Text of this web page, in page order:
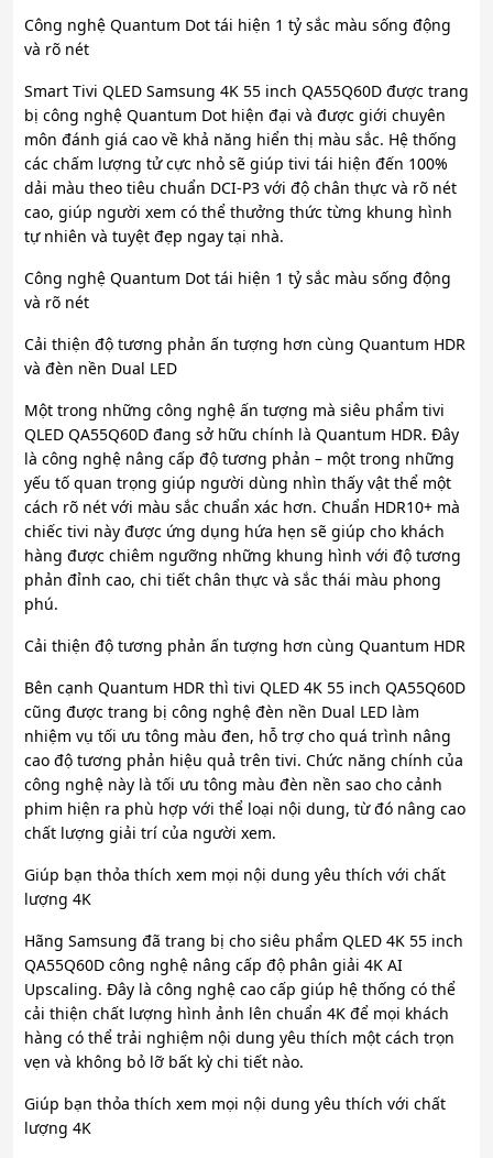
Công nghệ Quantum Dot tái hiện 1 tỷ sắc màu sống động
và rõ nét
Smart Tivi QLED Samsung 4K 55 inch QA55Q60D được trang
bị công nghệ Quantum Dot hiện đại và được giới chuyên
môn đánh giá cao về khả năng hiển thị màu sắc. Hệ thống
các chấm lượng tử cực nhỏ sẽ giúp tivi tái hiện đến 100%
dải màu theo tiêu chuẩn DCI-P3 với độ chân thực và rõ nét
cao, giúp người xem có thể thưởng thức từng khung hình
tự nhiên và tuyệt đẹp ngay tại nhà.
Công nghệ Quantum Dot tái hiện 1 tỷ sắc màu sống động
và rõ nét
Cải thiện độ tương phản ấn tượng hơn cùng Quantum HDR
và đèn nền Dual LED
Một trong những công nghệ ấn tượng mà siêu phẩm tivi
QLED QA55Q60D đang sở hữu chính là Quantum HDR. Đây
là công nghệ nâng cấp độ tương phản – một trong những
yếu tố quan trọng giúp người dùng nhìn thấy vật thể một
cách rõ nét với màu sắc chuẩn xác hơn. Chuẩn HDR10+ mà
chiếc tivi này được ứng dụng hứa hẹn sẽ giúp cho khách
hàng được chiêm ngưỡng những khung hình với độ tương
phản đỉnh cao, chi tiết chân thực và sắc thái màu phong
phú.
Cải thiện độ tương phản ấn tượng hơn cùng Quantum HDR
Bên cạnh Quantum HDR thì tivi QLED 4K 55 inch QA55Q60D
cũng được trang bị công nghệ đèn nền Dual LED làm
nhiệm vụ tối ưu tông màu đen, hỗ trợ cho quá trình nâng
cao độ tương phản hiệu quả trên tivi. Chức năng chính của
công nghệ này là tối ưu tông màu đèn nền sao cho cảnh
phim hiện ra phù hợp với thể loại nội dung, từ đó nâng cao
chất lượng giải trí của người xem.
Giúp bạn thỏa thích xem mọi nội dung yêu thích với chất
lượng 4K
Hãng Samsung đã trang bị cho siêu phẩm QLED 4K 55 inch
QA55Q60D công nghệ nâng cấp độ phân giải 4K AI
Upscaling. Đây là công nghệ cao cấp giúp hệ thống có thể
cải thiện chất lượng hình ảnh lên chuẩn 4K để mọi khách
hàng có thể trải nghiệm nội dung yêu thích một cách trọn
vẹn và không bỏ lỡ bất kỳ chi tiết nào.
Giúp bạn thỏa thích xem mọi nội dung yêu thích với chất
lượng 4K